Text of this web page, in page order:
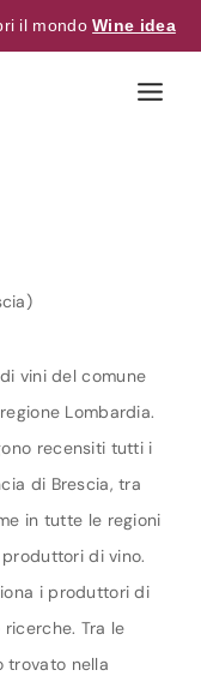
il mondoWine idea
vini del comune
Lombardia.
recensiti tutti i
di Brescia, tra
in tutte le regioni
di vino.
i produttori di
Tra le
trovato nella